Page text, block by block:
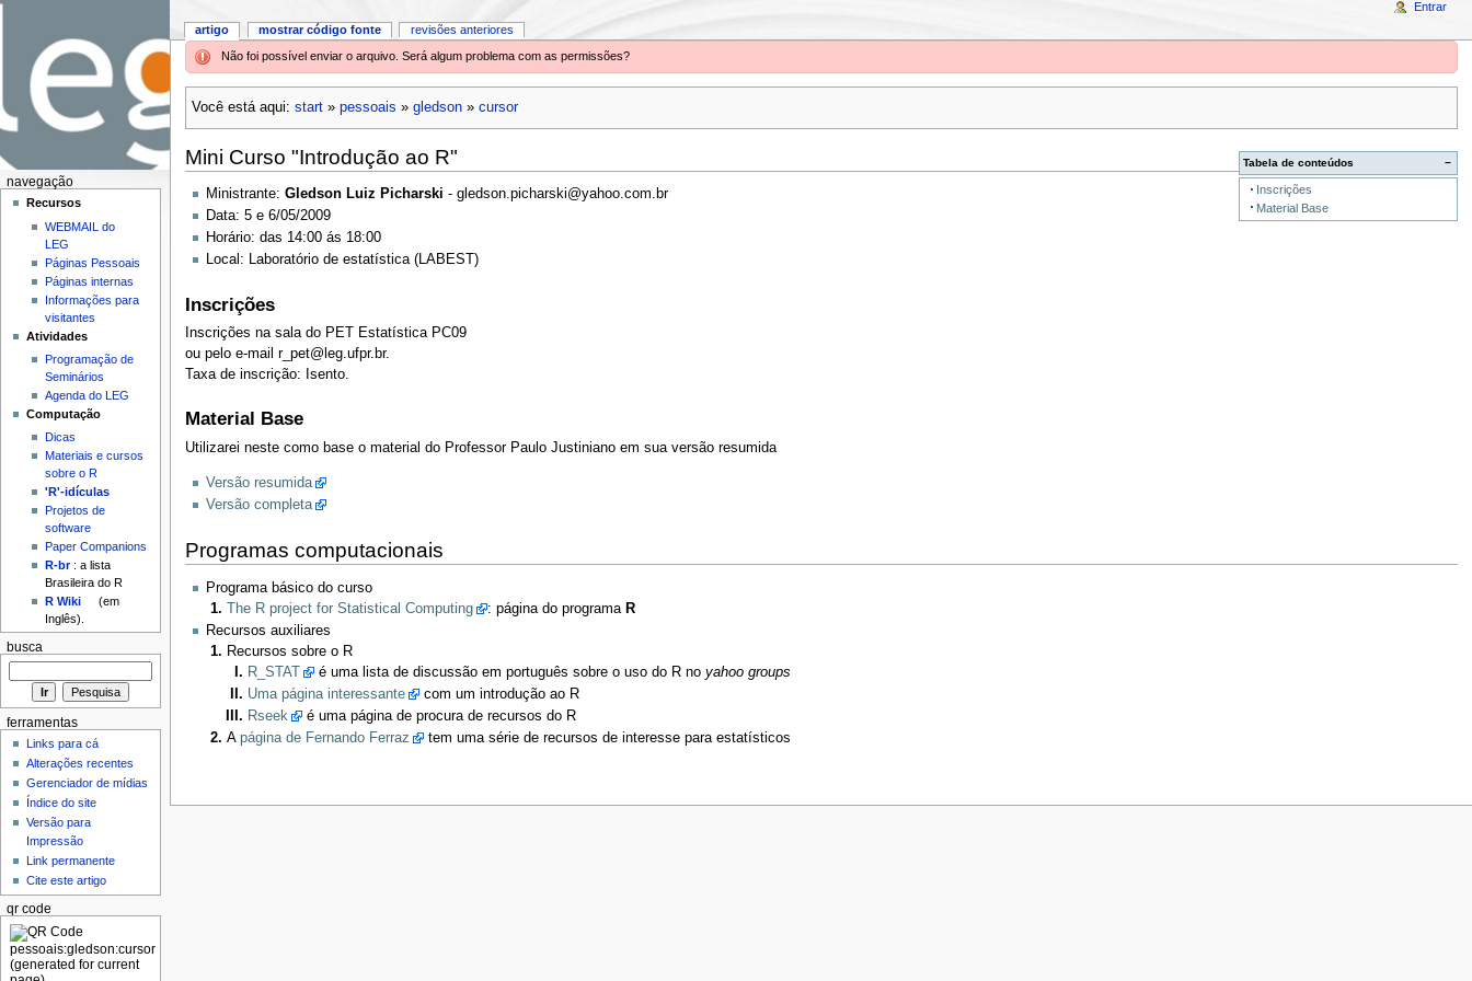
Não foi possível enviar o arquivo. Será algum problema com as permissões?
Você está aqui: start» pessoais » gledson» cursor
−
Tabela de conteúdos
Inscrições
Material Base
Mini Curso "Introdução ao R"
Ministrante: Gledson Luiz Picharski - gledson.picharski@yahoo.com.br
Data: 5 e 6/05/2009
Horário: das 14:00 ás 18:00
Local: Laboratório de estatística (LABEST)
Inscrições
Inscrições na sala do PET Estatística PC09
ou pelo e-mail r_pet@leg.ufpr.br.
Taxa de inscrição: Isento.
Material Base
Utilizarei neste como base o material do Professor Paulo Justiniano em sua versão resumida
Versão resumida
Versão completa
Programas computacionais
Programa básico do curso
The R project for Statistical Computing
: página do programa R
Recursos auxiliares
Recursos sobre o R
R_STAT
é uma lista de discussão em português sobre o uso do R no yahoo groups
Uma página interessante
com um introdução ao R
Rseek
é uma página de procura de recursos do R
A página de Fernando Ferraz tem uma série de recursos de interesse para estatísticos
artigo mostrar código fonte revisões anteriores
Entrar
navegação
Recursos
WEBMAIL do
LEG
Páginas Pessoais
Páginas internas
Informações para
visitantes
Atividades
Programação de
Seminários
Agenda do LEG
Computação
Dicas
Materiais e cursos
sobre o R
'R'-idículas
Projetos de
software
Paper Companions
R-br: a lista
Brasileira do R
R Wiki
(em
Inglês).
busca
ferramentas
Links para cá
Alterações recentes
Gerenciador de mídias
Índice do site
Versão para
Impressão
Link permanente
Cite este artigo
qr code